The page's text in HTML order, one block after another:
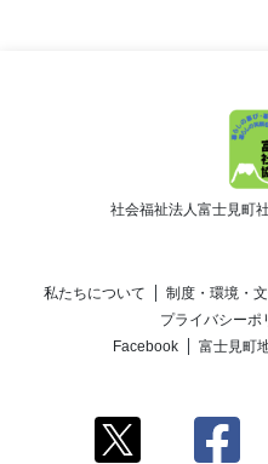
社会福祉法人富士見町
私たちについて 制度・環境・
プライバシーポ
Facebook
富士見町